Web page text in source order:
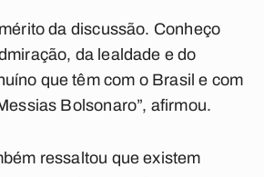
da discussão. Conheço
da lealdade e do
que têm com o Brasil e com
Bolsonaro”, afirmou.
ressaltou que existem